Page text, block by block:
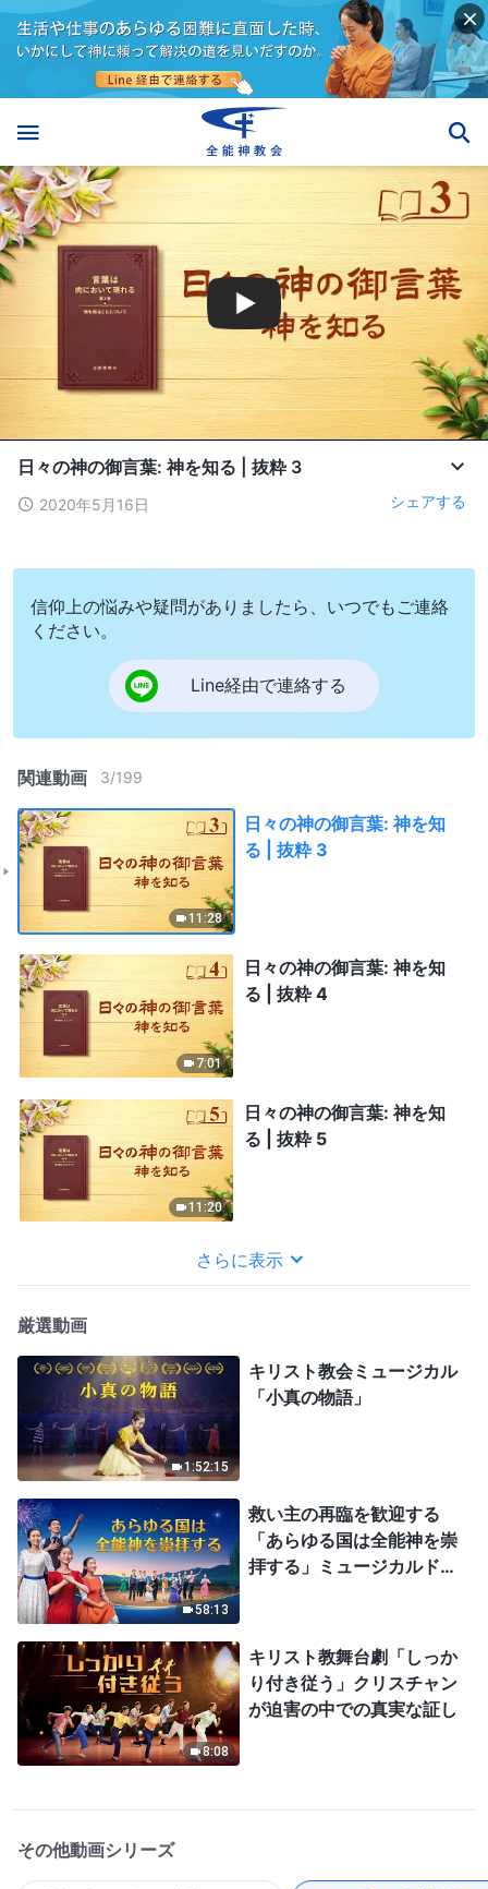
日々の神の御言葉: 神を知る | 抜粋 3
2020年5月16日 シェアする
信仰上の悩みや疑問がありましたら、いつでもご連絡
ください。
Line経由で連絡する
関連動画 3/199
11:28
日々の神の御言葉: 神を知
る | 抜粋 3
7:01
日々の神の御言葉: 神を知
る | 抜粋 4
11:20
日々の神の御言葉: 神を知
る | 抜粋 5
さらに表示
厳選動画
1:52:15
キリスト教会ミュージカル
「小真の物語」
58:13
救い主の再臨を歓迎する
「あらゆる国は全能神を崇
拝する」ミュージカルドラ
8:08
キリスト教舞台劇「しっか
り付き従う」クリスチャン
が迫害の中での真実な証し
その他動画シリーズ